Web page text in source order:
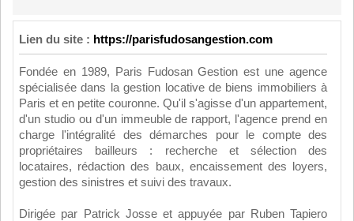
Lien du site : https://parisfudosangestion.com
Fondée en 1989, Paris Fudosan Gestion est une agence
spécialisée dans la gestion locative de biens immobiliers à
Paris et en petite couronne. Qu'il s'agisse d'un appartement,
d'un studio ou d'un immeuble de rapport, l'agence prend en
charge l'intégralité des démarches pour le compte des
propriétaires bailleurs : recherche et sélection des
locataires, rédaction des baux, encaissement des loyers,
gestion des sinistres et suivi des travaux.
Dirigée par Patrick Josse et appuyée par Ruben Tapiero